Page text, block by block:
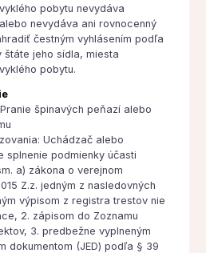
pobytu nevydáva
nevydáva ani rovnocenný
čestným vyhlásením podľa
jeho sídla, miesta
pobytu.
špinavých peňazí alebo
Uchádzač alebo
splnenie podmienky účasti
a) zákona o verejnom
Z.z. jedným z nasledovných
výpisom z registra trestov nie
2. zápisom do Zoznamu
3. predbežne vyplneným
dokumentom (JED) podľa § 39